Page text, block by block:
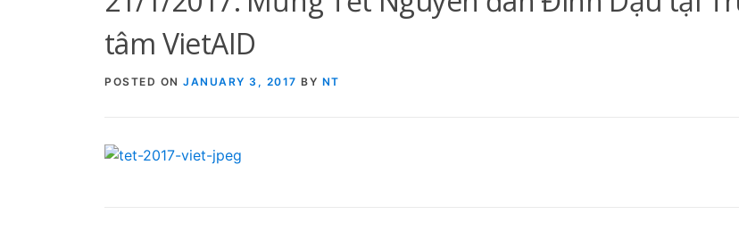
tâm VietAID
POSTED ON JANUARY 3, 2017 BY NT